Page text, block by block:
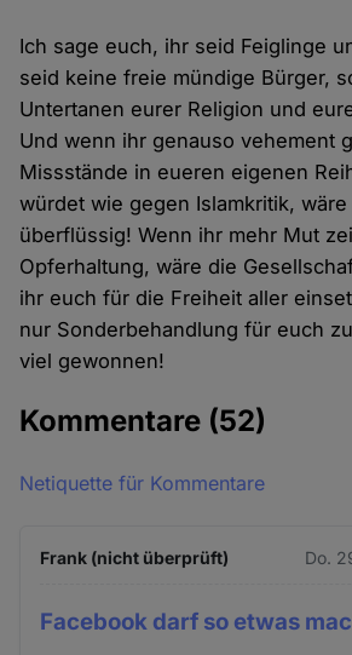
Ich sage euch, ihr seid Feiglinge
seid keine freie mündige Bürger,
Untertanen eurer Religion und
Und wenn ihr genauso vehement
Missstände in eueren eigenen
würdet wie gegen Islamkritik,
überflüssig! Wenn ihr mehr Mut
Opferhaltung, wäre die
ihr euch für die Freiheit aller
nur Sonderbehandlung für euch
viel gewonnen!
Kommentare (52)
Netiquette für Kommentare
Frank (nicht überprüft) Do.
Facebook darf so etwas